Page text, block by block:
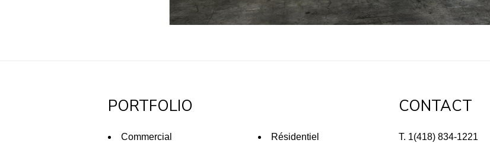
PORTFOLIO
Commercial
Résidentiel
CONTACT
T. 1(418) 834-1221